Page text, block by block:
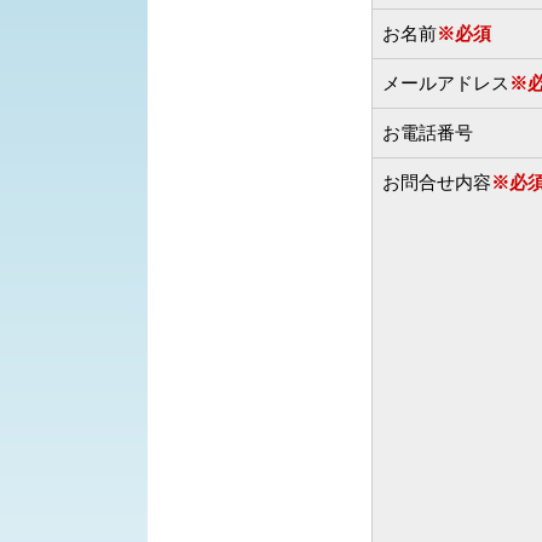
お名前※必須
メールアドレス ※
お電話番号
お問合せ内容※必